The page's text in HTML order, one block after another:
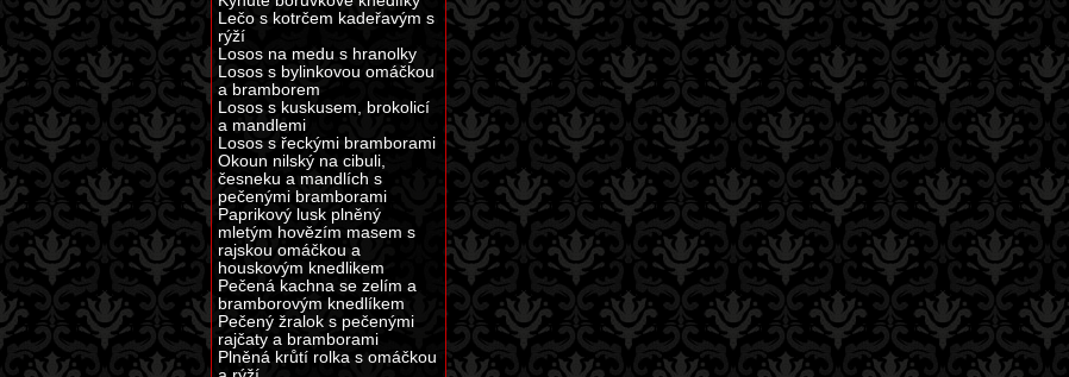
Lečo s kotrčem kadeřavým s
rýží
Losos na medu s hranolky
Losos s bylinkovou omáčkou
a bramborem
Losos s kuskusem, brokolicí
a mandlemi
Losos s řeckými bramborami
Okoun nilský na cibuli,
česneku a mandlích s
pečenými bramborami
Paprikový lusk plněný
mletým hovězím masem s
rajskou omáčkou a
houskovým knedlikem
Pečená kachna se zelím a
bramborovým knedlíkem
Pečený žralok s pečenými
rajčaty a bramborami
Plněná krůtí rolka s omáčkou